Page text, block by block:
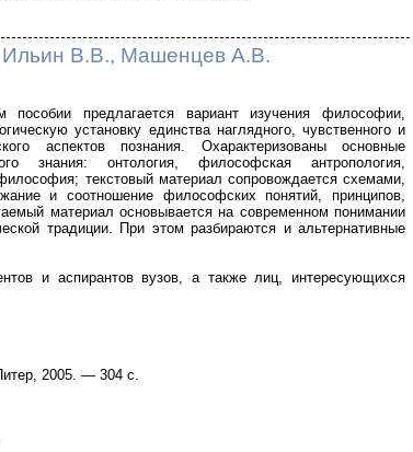
Ильин В.В., Машенцев А.В.
пособии предлагается вариант изучения философии,
установку единства наглядного, чувственного и
аспектов познания. Охарактеризованы основные
знания: онтология, философская антропология,
текстовый материал сопровождается схемами,
и соотношение философских понятий, принципов,
материал основывается на современном понимании
традиции. При этом разбираются и альтернативные
и аспирантов вузов, а также лиц, интересующихся
2005. — 304 с.